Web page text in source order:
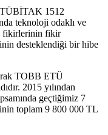
TÜBİTAK 1512
teknoloji odaklı ve
fikirlerinin fikir
desteklendiği bir hibe
TOBB ETÜ
2015 yılından
geçtiğimiz 7
toplam 9 800 000 TL